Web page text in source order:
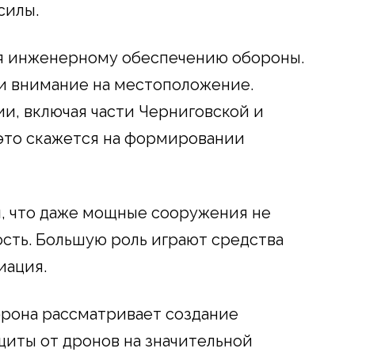
инженерному обеспечению обороны.
внимание на местоположение.
включая части Черниговской и
скажется на формировании
что даже мощные сооружения не
Большую роль играют средства
рассматривает создание
от дронов на значительной